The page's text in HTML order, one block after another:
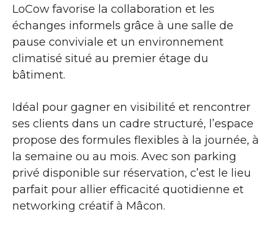
LoCow favorise la collaboration et les
échanges informels grâce à une salle de
pause conviviale et un environnement
climatisé situé au premier étage du
bâtiment.
Idéal pour gagner en visibilité et rencontrer
ses clients dans un cadre structuré, l’espace
propose des formules flexibles à la journée, à
la semaine ou au mois. Avec son parking
privé disponible sur réservation, c’est le lieu
parfait pour allier efficacité quotidienne et
networking créatif à Mâcon.